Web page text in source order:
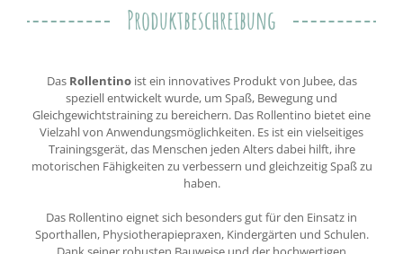
Produktbeschreibung
Das Rollentinoist ein innovatives Produkt von Jubee, das
speziell entwickelt wurde, um Spaß, Bewegung und
Gleichgewichtstraining zu bereichern. Das Rollentino bietet eine
Vielzahl von Anwendungsmöglichkeiten. Es ist ein vielseitiges
Trainingsgerät, das Menschen jeden Alters dabei hilft, ihre
motorischen Fähigkeiten zu verbessern und gleichzeitig Spaß zu
haben.
Das Rollentino eignet sich besonders gut für den Einsatz in
Sporthallen, Physiotherapiepraxen, Kindergärten und Schulen.